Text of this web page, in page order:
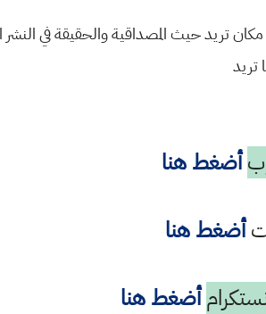
مكان تريد حيث المصداقية والحقيقة في
تريد
أضغط هنا
أضغط هنا
أضغط هنا